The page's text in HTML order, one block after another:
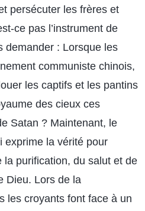
persécuter les frères et
ce pas l’instrument de
demander : Lorsque les
communiste chinois,
les captifs et les pantins
des cieux ces
Satan ? Maintenant, le
exprime la vérité pour
purification, du salut et de
Dieu. Lors de la
les croyants font face à un